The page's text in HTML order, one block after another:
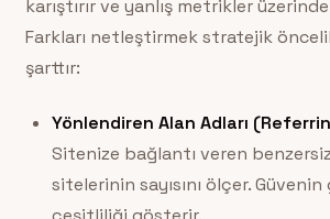
karıştırır ve yanlış metrikler
Farkları netleştirmek stratejik
şarttır:
Yönlendiren Alan Adları
Sitenize bağlantı veren
sitelerinin sayısını ölçer.